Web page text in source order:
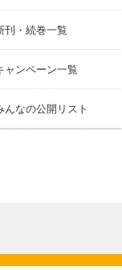
刊・続巻一覧
ャンペーン一覧
んなの公開リスト